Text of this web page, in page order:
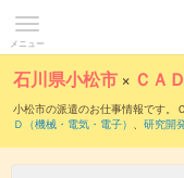
メニュー
石川県小松市 × ＣＡ
小松市の派遣のお仕事情報です。
Ｄ（機械・電気・電子） 、 研究開